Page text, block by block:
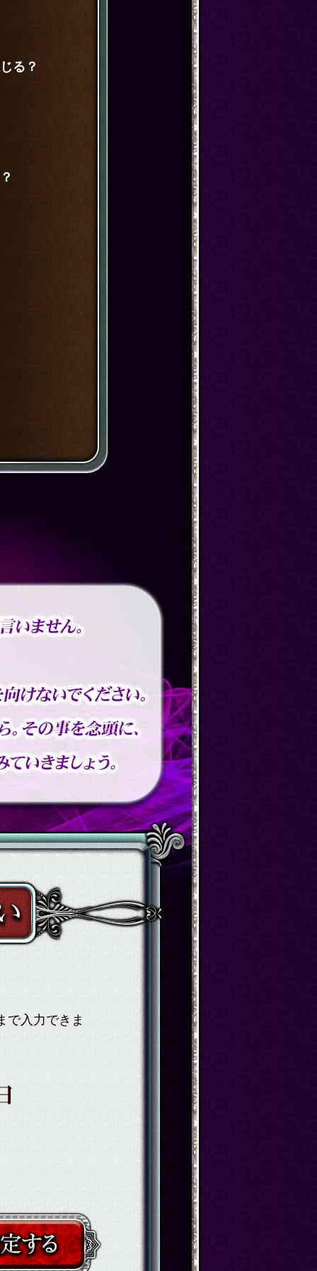
る？
で入力できま